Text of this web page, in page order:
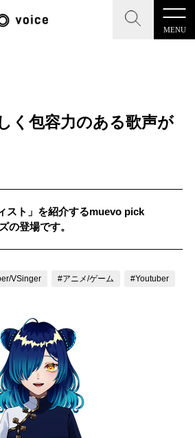
MENU
CLOSE
#女性SSW
CLOSE
る”音楽特化メディア
ディング
く包容力のある歌声が
スト」を紹介するmuevo pick
の登場です。
VSinger #アニメ/ゲーム #Youtuber